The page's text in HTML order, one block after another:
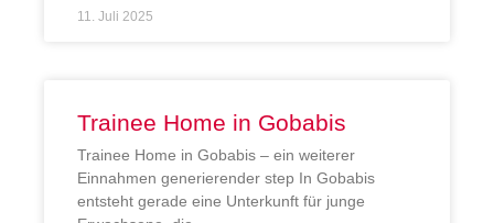
11. Juli 2025
Trainee Home in Gobabis
Trainee Home in Gobabis – ein weiterer
Einnahmen generierender step In Gobabis
entsteht gerade eine Unterkunft für junge